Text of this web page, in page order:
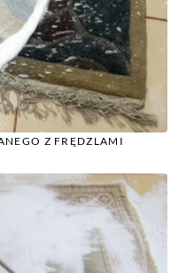
Z FRĘDZLAMI